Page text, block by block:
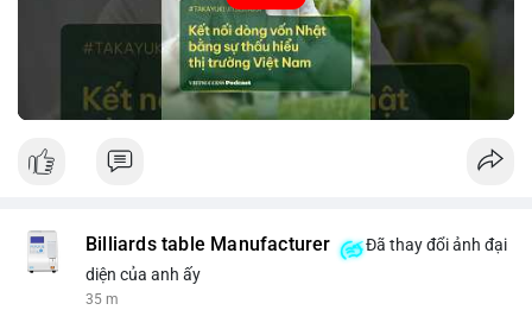
tin thị trường chính xác trong việc giảm rủi ro khi kết nối các
thị trường khác nhau.
🎥 Xem video trực tiếp tại:
Billiards table Manufacturer
Đã thay đổi ảnh đại
diện của anh ấy
35 m